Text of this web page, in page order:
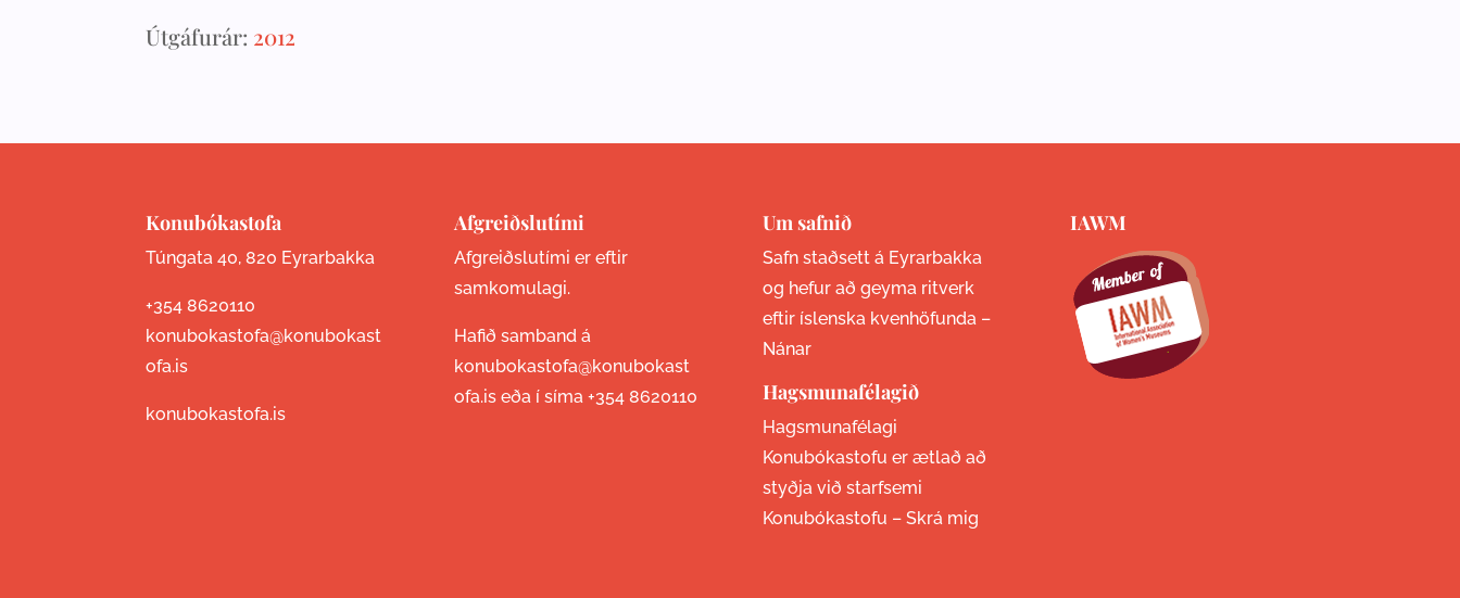
Útgáfurár: 2012
Konubókastofa
Túngata 40, 820 Eyrarbakka
+354 8620110
konubokastofa@konubokast
ofa.is
konubokastofa.is
Afgreiðslutími
Afgreiðslutími er eftir
samkomulagi.
Hafið samband á
konubokastofa@konubokast
ofa.is eða í síma +354 8620110
Um safnið
Safn staðsett á Eyrarbakka
og hefur að geyma ritverk
eftir íslenska kvenhöfunda –
Nánar
Hagsmunafélagið
Hagsmunafélagi
Konubókastofu er ætlað að
styðja við starfsemi
Konubókastofu – Skrá mig
IAWM